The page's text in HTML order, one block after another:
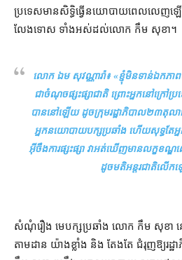
ប្រទេស​មាន​សិទ្ធិ​ធ្វើ​នយោបាយ​ពេល​លេញ​ឡ
លែងទោស ទាំងអស់​ដល់​លោក កឹម សុខា។
លោក ឯម សុវណ្ណារ៉ា៖ «ខ្ញុំ​មិនទាន់​ឯកភា
ជា​ចំណុច​ផ្សះផ្សា​ជាតិ ព្រោះ​អ្នក​នៅ​ក្រៅ​
បាន​នៅឡើយ ដូច​ក្រុម​រដ្ឋាភិបាល​២៣​តុលា​
អ្នកនយោបាយ​បក្ស​ប្រឆាំង ហើយ​សុទ្ធតែ​អ្
អ៊ីចឹង​ការផ្សះផ្សា វា​អត់​ឃើញ​មាន​លក្ខខណ្
ដូច​មតិ​អន្តរជាតិ​លើកឡ
សំណុំរឿង មេ​បក្ស​ប្រឆាំង លោក កឹម សុខា ន
តាមដាន យ៉ាង​ខ្លាំង និង តែងតែ ជំរុញ​ឱ្យ​រដ្